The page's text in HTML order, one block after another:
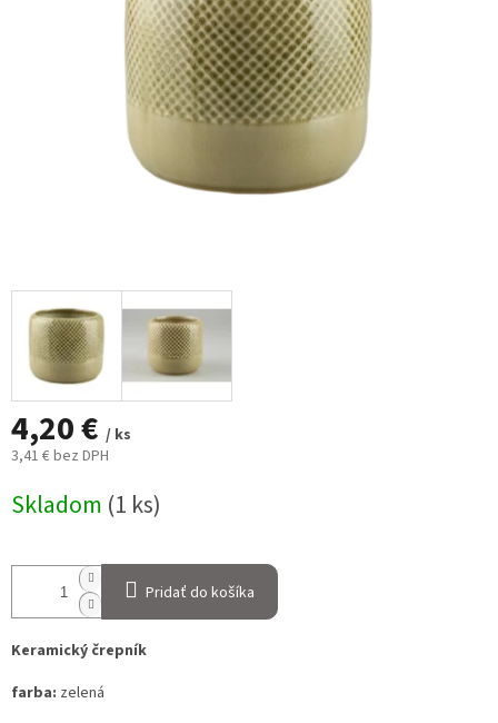
4,20 € / ks
3,41 € bez DPH
cena:
Skladom (1 ks)
Pridať do košíka
Keramický črepník
farba: zelená